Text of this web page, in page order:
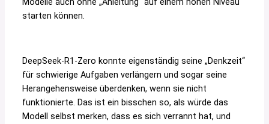
starten können.
DeepSeek-R1-Zero konnte eigenständig seine „Denkzeit“
für schwierige Aufgaben verlängern und sogar seine
Herangehensweise überdenken, wenn sie nicht
funktionierte. Das ist ein bisschen so, als würde das
Modell selbst merken, dass es sich verrannt hat, und